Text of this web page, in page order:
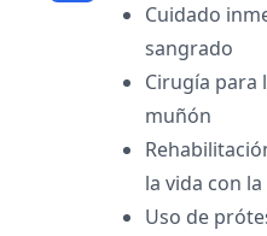
Cuidado
sangrado
Cirugía para
muñón
la vida con
Uso de